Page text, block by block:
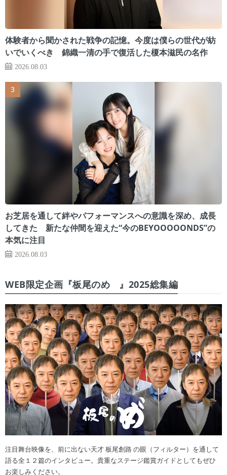
体験者から聞かされた戦争の記憶。今度は僕らの世代が紡
いでいくべき 錦織一清の手で復活した榎本滋民の名作
2026.08.03
お芝居を通して絆やパフォーマンスへの意識を深め、成長
してきた 新たな仲間を迎えた“今のBEYOOOOONDS”の
本気に注目
2026.08.03
WEB限定企画『板尾のめ゙』2025総集編
注目舞台映像を、前に出ない天才 板尾創路 の眼（フィルター）を通して
語る全１２篇のインタビュー。貴重なステージ鑑賞ガイドとしてもぜひ
お楽しみください。